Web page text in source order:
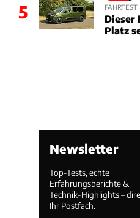
5
FAHRTEST
Dieser
Platz
Newsletter
Top-Tests, echte
Erfahrungsberichte &
Technik-Highlights –
Ihr Postfach.